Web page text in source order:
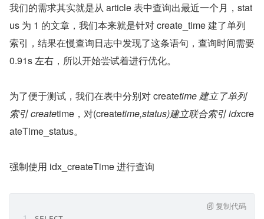
我们的需求其实就是从 article 表中查询出最近一个月，stat
us 为 1 的文章，我们本来就是针对 create_time 建了单列
索引，结果在慢查询日志中发现了这条语句，查询时间需要
0.91s 左右，所以开始尝试着进行优化。
为了便于测试，我们在表中分别对 createtime 建立了单列
索引 createtime，对(createtime,status)建立联合索引 idxcre
ateTime_status。
强制使用 idx_createTime 进行查询
复制代码